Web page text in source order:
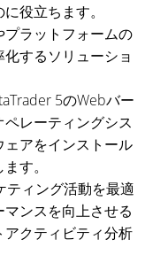
役立ちます。
プラットフォームの
するソリューショ
5のWebバー
レーティングシス
アをインストール
す。
ティング活動を最適
ンスを向上させる
クティビティ分析